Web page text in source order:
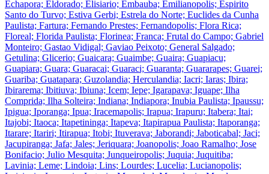
Echapora; Eldorado; Elisiario; Embauba; Emilianopolis; Espirito
Santo do Turvo; Estiva Gerbi; Estrela do Norte; Euclides da Cunha
Paulista; Fartura; Fernando Prestes; Fernandopolis; Flora Rica;
Floreal; Florida Paulista; Florinea; Franca; Frutal do Campo; Gabriel
Monteiro; Gastao Vidigal; Gaviao Peixoto; General Salgado;
Getulina; Glicerio; Guaicara; Guaimbe; Guaira; Guapiacu;
Guapiara; Guara; Guaracai; Guaraci; Guaranta; Guararapes; Guarei;
Guariba; Guatapara; Guzolandia; Herculandia; Iacri; Iaras; Ibira;
Ibirarema; Ibitiuva; Ibiuna; Icem; Iepe; Igarapava; Iguape; Ilha
Comprida; Ilha Solteira; Indiana; Indiapora; Inubia Paulista; Ipaussu;
Ipigua; Iporanga; Ipua; Iracemapolis; Irapua; Irapuru; Itabera; Itai;
Itajobi; Itaoca; Itapetininga; Itapeva; Itapirapua Paulista; Itaporanga;
Itarare; Itariri; Itirapua; Itobi; Ituverava; Jaborandi; Jaboticabal; Jaci;
Jacupiranga; Jafa; Jales; Jeriquara; Joanopolis; Joao Ramalho; Jose
Bonifacio; Julio Mesquita; Junqueiropolis; Juquia; Juquitiba;
Lavinia; Leme; Lindoia; Lins; Lourdes; Lucelia; Lucianopolis;